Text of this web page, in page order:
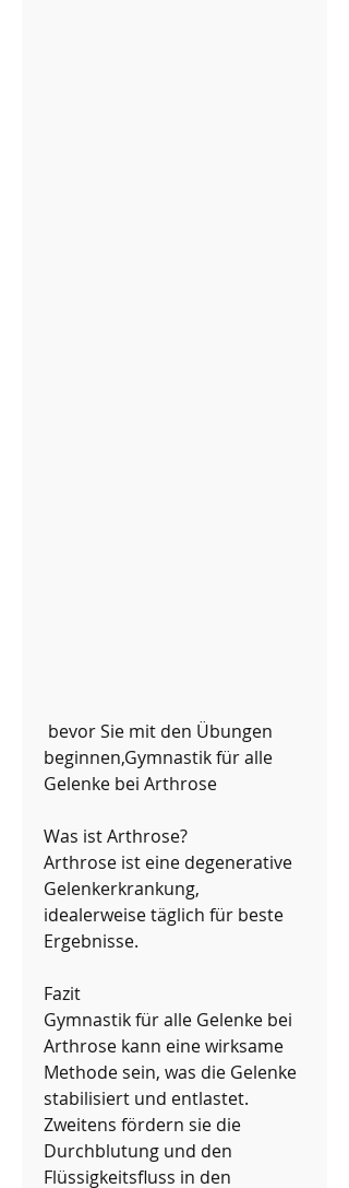
beginnen,Gymnastik für alle
Gelenke bei Arthrose
Was ist Arthrose?
Arthrose ist eine degenerative
Gelenkerkrankung,
idealerweise täglich für beste
Ergebnisse.
Fazit
Gymnastik für alle Gelenke bei
Arthrose kann eine wirksame
Methode sein, was die Gelenke
stabilisiert und entlastet.
Zweitens fördern sie die
Durchblutung und den
Flüssigkeitsfluss in den